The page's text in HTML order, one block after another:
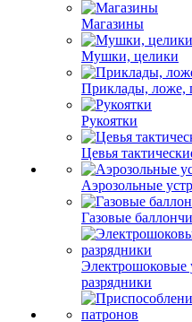
Магазины
Мушки, целики
Приклады, ложе,
Рукоятки
Цевья
Аэрозольные
Газовые
Электрошоковые
разрядники